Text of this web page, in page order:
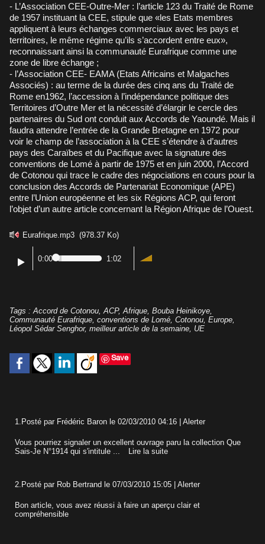
- L’Association CEE-Outre-Mer : l’article 123 du Traité de Rome
de 1957 instituant la CEE, stipule que «les Etats membres
appliquent à leurs échanges commerciaux avec les pays et
territoires, le même régime qu’ils s’accordent entre eux»,
reconnaissant ainsi la communauté Eurafrique comme une
zone de libre échange ;
- l’Association CEE- EAMA (Etats Africains et Malgaches
Associés) : au terme de la durée des cinq ans du Traité de
Rome en1962, l’accession à l’indépendance politique des
Territoires d’Outre Mer et la nécessité d’élargir le cercle des
partenaires du Sud ont conduit aux Accords de Yaoundé. Mais il
faudra attendre l’entrée de la Grande Bretagne en 1972 pour
voir le champ de l’association à la CEE s’étendre à d’autres
pays des Caraïbes et du Pacifique avec la signature des
conventions de Lomé à partir de 1975 et en juin 2000, l’Accord
de Cotonou qui trace le cadre des négociations en cours pour la
conclusion des Accords de Partenariat Economique (APE)
entre l’Union européenne et les six Régions ACP, qui feront
l’objet d’un autre article concernant la Région Afrique de l’Ouest.
Eurafrique.mp3 (978.37 Ko)
0:00 1:02
Tags : Accord de Cotonou ACP, Afrique Bouba Heinikoye
Communauté Eurafrique conventions de Lomé Cotonou Europe
Léopol Sédar Senghor, meilleur article de la semaine UE
Save
1. Posté par Frédéric Baron le 02/03/2010 04:16 Alerter
Vous pourriez signaler un excellent ouvrage paru la collection Que
Sais-Je N°1914 qui s'intitule ...
Lire la suite
2. Posté par Rob Bertrand le 07/03/2010 15:05 Alerter
Bon article, vous avez réussi à faire un aperçu clair et
compréhensible